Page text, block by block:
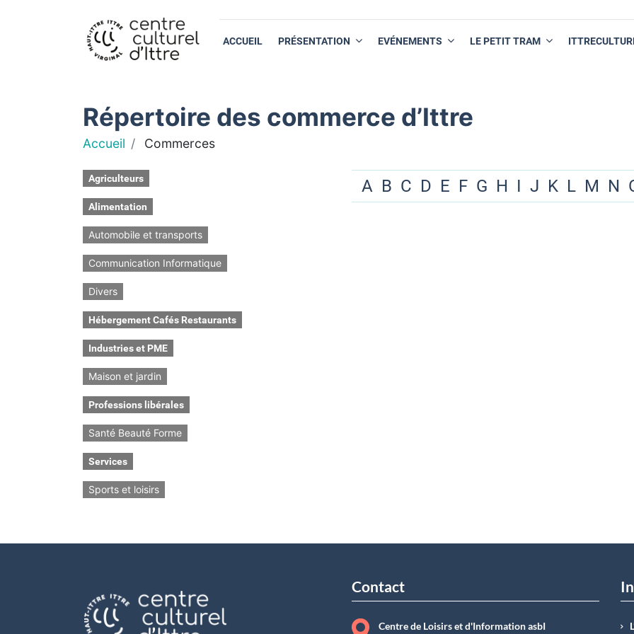
ACCUEIL PRÉSENTATION EVÉNEMENTS LE PETIT TRAM
Répertoire des commerce d’Ittre
Accueil Commerces
Agriculteurs
Alimentation
Automobile et transports
Communication Informatique
Divers
Hébergement Cafés Restaurants
Industries et PME
Maison et jardin
Professions libérales
Santé Beauté Forme
Services
Sports et loisirs
A B C D E F G H I J K L M N
Contact
Centre de Loisirs et d'Information asbI